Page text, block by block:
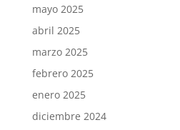
mayo 2025
abril 2025
marzo 2025
febrero 2025
enero 2025
diciembre 2024